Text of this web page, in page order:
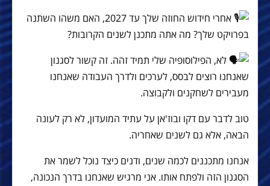
אחרי חידוש החוזה שלך עד 2027, האם משהו השתנה
בפרויקט שלך? מה אתה מתכנן לשנים הקרובות?
לא, הפילוסופיה שלי תמיד זהה. זה קשור לסגנון
שאנחנו רוצים לבסס, לערכים ולדרך העבודה שאנחנו
מעבירים לשחקנים ולקבוצה.
טוב לדבר עם דקו ובוז'אן על עתיד המועדון, לא רק לעונה
הבאה, אלא גם לשנים שאחריה.
אנחנו מתכננים לכמה שנים, ודנים כיצד נוכל לשמר את
הסגנון הזה ולפתח אותו. אני מרגיש שאנחנו בדרך הנכונה,